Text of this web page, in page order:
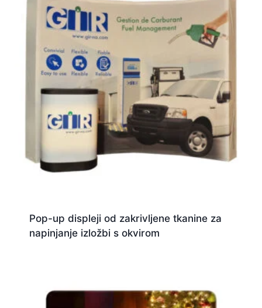
Pop-up displeji od zakrivljene tkanine za
napinjanje izložbi s okvirom